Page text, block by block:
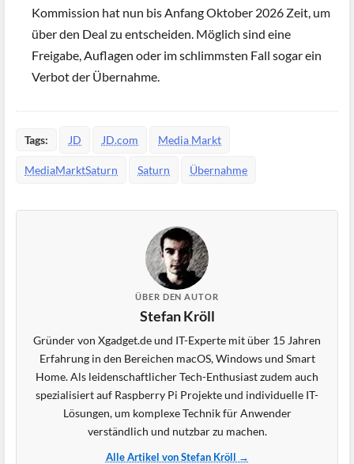
Kommission hat nun bis Anfang Oktober 2026 Zeit, um
über den Deal zu entscheiden. Möglich sind eine
Freigabe, Auflagen oder im schlimmsten Fall sogar ein
Verbot der Übernahme.
Tags: JD JD.com Media Markt
MediaMarktSaturn Saturn Übernahme
ÜBER DEN AUTOR
Stefan Kröll
Gründer von Xgadget.de und IT-Experte mit über 15 Jahren
Erfahrung in den Bereichen macOS, Windows und Smart
Home. Als leidenschaftlicher Tech-Enthusiast zudem auch
spezialisiert auf Raspberry Pi Projekte und individuelle IT-
Lösungen, um komplexe Technik für Anwender
verständlich und nutzbar zu machen.
Alle Artikel von Stefan Kröll →